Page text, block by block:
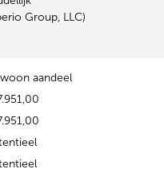
Group, LLC)
aandeel